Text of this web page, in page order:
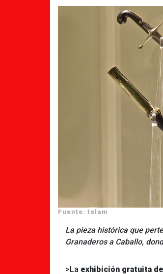
Fuente: telam
La pieza histórica que
Granaderos a Caballo,
>La exhibición gratuita del